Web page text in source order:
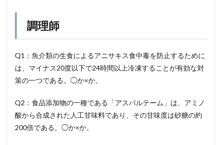
調理師
Q1：魚介類の生食によるアニサキス食中毒を防止するために
は、マイナス20度以下で24時間以上冷凍することが有効な対
策の一つである。◯か×か。
Q2：食品添加物の一種である「アスパルテーム」は、アミノ
酸から合成された人工甘味料であり、その甘味度は砂糖の約
200倍である。◯か×か。